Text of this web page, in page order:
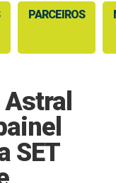
PARCEIROS
SET